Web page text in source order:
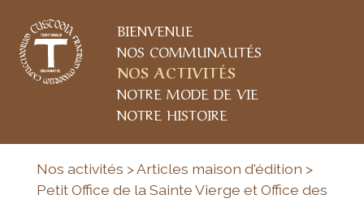
BIENVENUE
NOS COMMUNAUTÉS
NOS ACTIVITÉS
NOTRE MODE DE VIE
NOTRE HISTOIRE
Nos activités > Articles maison d'édition >
Petit Office de la Sainte Vierge et Office des